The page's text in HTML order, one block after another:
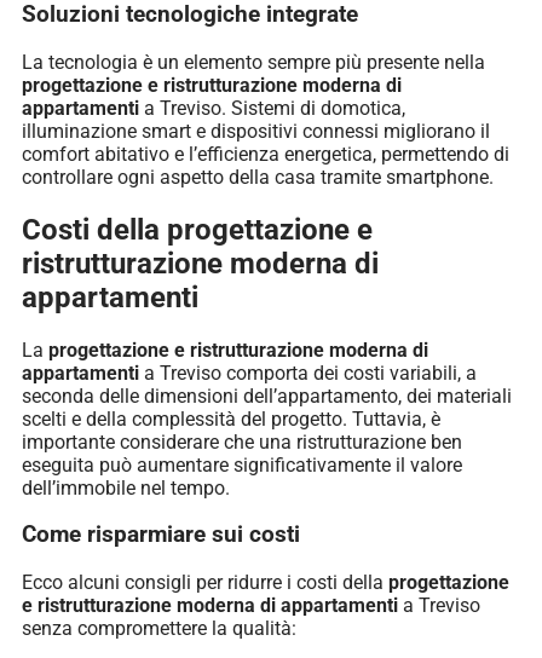
Soluzioni tecnologiche integrate
La tecnologia è un elemento sempre più presente nella
progettazione e ristrutturazione moderna di
appartamenti a Treviso. Sistemi di domotica,
illuminazione smart e dispositivi connessi migliorano il
comfort abitativo e l’efficienza energetica, permettendo di
controllare ogni aspetto della casa tramite smartphone.
Costi della progettazione e
ristrutturazione moderna di
appartamenti
La progettazione e ristrutturazione moderna di
appartamenti a Treviso comporta dei costi variabili, a
seconda delle dimensioni dell’appartamento, dei materiali
scelti e della complessità del progetto. Tuttavia, è
importante considerare che una ristrutturazione ben
eseguita può aumentare significativamente il valore
dell’immobile nel tempo.
Come risparmiare sui costi
Ecco alcuni consigli per ridurre i costi della progettazione
e ristrutturazione moderna di appartamenti a Treviso
senza compromettere la qualità: